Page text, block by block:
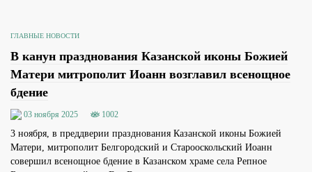
ГЛАВНЫЕ НОВОСТИ
В канун празднования Казанской иконы Божией
Матери митрополит Иоанн возглавил всенощное
бдение
03 ноября 2025 1002
3 ноября, в преддверии празднования Казанской иконы Божией
Матери, митрополит Белгородский и Старооскольский Иоанн
совершил всенощное бдение в Казанском храме села Репное